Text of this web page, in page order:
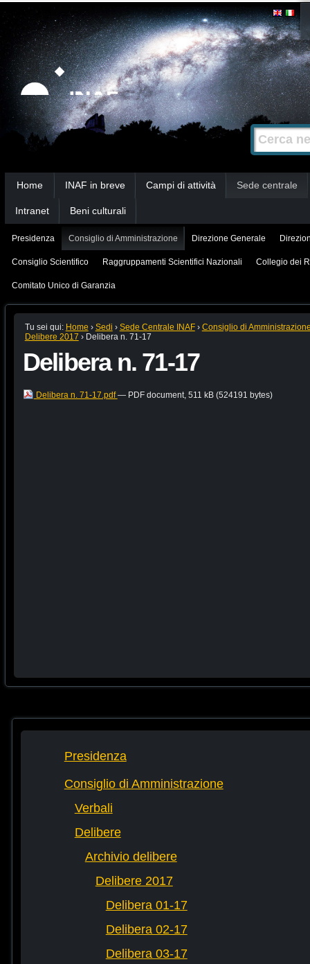
Strumenti
personali
Salta
contenuti.
|
Salta
alla
navigazione
Cerca nel
Ricerca
avanzata…
Home INAF in breve Campi di attività Sede centrale
Intranet Beni culturali
Presidenza Consiglio di Amministrazione Direzione Generale
Consiglio Scientifico Raggruppamenti Scientifici Nazionali Collegio dei
Comitato Unico di Garanzia
Tu sei qui: Home › Sedi › Sede Centrale INAF › Consiglio di
Delibere 2017 › Delibera n. 71-17
Delibera n. 71-17
Delibera n. 71-17.pdf— PDF document, 511 kB (524191 bytes)
Presidenza
Consiglio di Amministrazione
Verbali
Delibere
Archivio delibere
Delibere 2017
Delibera 01-17
Delibera 02-17
Delibera 03-17